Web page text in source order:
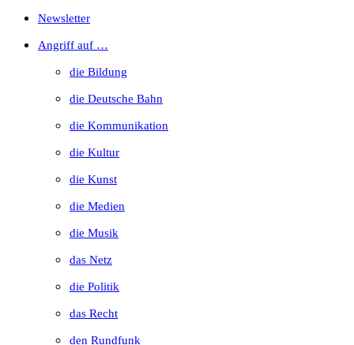
search
panel.
Newsletter
Angriff auf …
die Bildung
die Deutsche Bahn
die Kommunikation
die Kultur
die Kunst
die Medien
die Musik
das Netz
die Politik
das Recht
den Rundfunk